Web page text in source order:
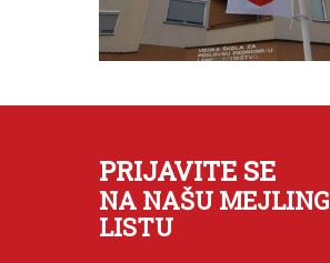
PRIJAVITE SE
NA NAŠU MEJLING
LISTU